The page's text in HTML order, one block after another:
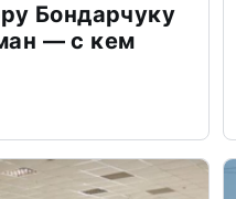
Бондарчуку
— с кем